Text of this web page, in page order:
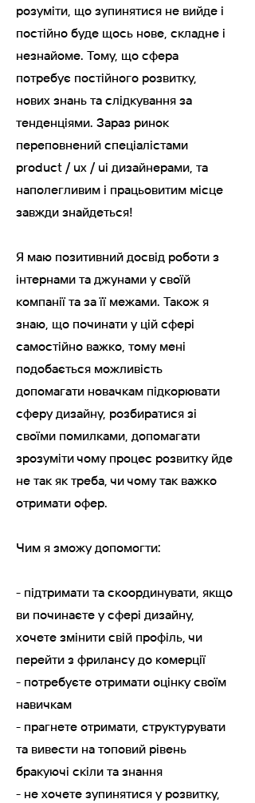
розуміти, що зупинятися не вийде і
постійно буде щось нове, складне і
незнайоме. Тому, що сфера
потребує постійного розвитку,
нових знань та слідкування за
тенденціями. Зараз ринок
переповнений спеціалістами
product / ux / ui дизайнерами, та
наполегливим і працьовитим місце
завжди знайдеться!
Я маю позитивний досвід роботи з
інтернами та джунами у своїй
компанії та за її межами. Також я
знаю, що починати у цій сфері
самостійно важко, тому мені
подобається можливість
допомагати новачкам підкорювати
сферу дизайну, розбиратися зі
своїми помилками, допомагати
зрозуміти чому процес розвитку йде
не так як треба, чи чому так важко
отримати офер.
Чим я зможу допомогти:
- підтримати та скоординувати, якщо
ви починаєте у сфері дизайну,
хочете змінити свій профіль, чи
перейти з фрилансу до комерції
- потребуєте отримати оцінку своїм
навичкам
- прагнете отримати, структурувати
та вивести на топовий рівень
бракуючі скіли та знання
- не хочете зупинятися у розвитку,